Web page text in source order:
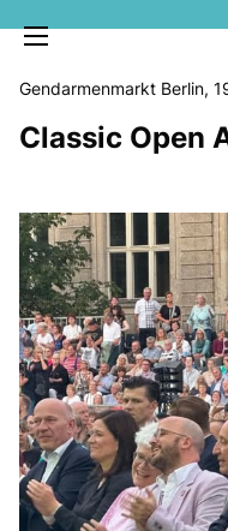
Gendarmenmarkt Berlin,
Classic Open